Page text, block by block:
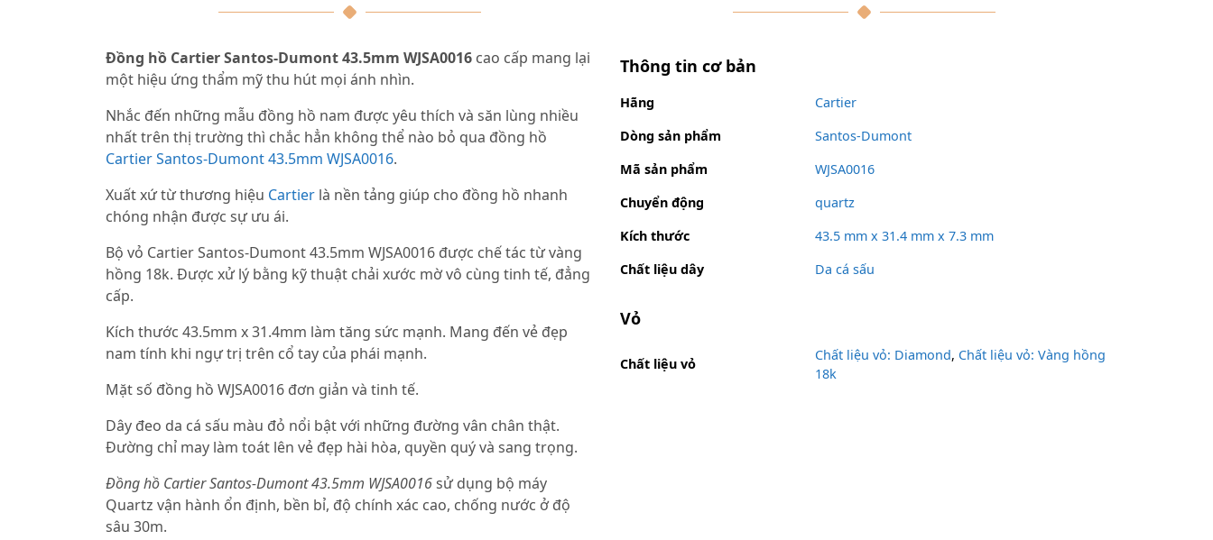
Đồng hồ Cartier Santos-Dumont 43.5mm WJSA0016 cao cấp mang lại
một hiệu ứng thẩm mỹ thu hút mọi ánh nhìn.
Nhắc đến những mẫu đồng hồ nam được yêu thích và săn lùng nhiều
nhất trên thị trường thì chắc hẳn không thể nào bỏ qua đồng hồ
Cartier Santos-Dumont 43.5mm WJSA0016.
Xuất xứ từ thương hiệu Cartier là nền tảng giúp cho đồng hồ nhanh
chóng nhận được sự ưu ái.
Bộ vỏ Cartier Santos-Dumont 43.5mm WJSA0016 được chế tác từ vàng
hồng 18k. Được xử lý bằng kỹ thuật chải xước mờ vô cùng tinh tế, đẳng
cấp.
Kích thước 43.5mm x 31.4mm làm tăng sức mạnh. Mang đến vẻ đẹp
nam tính khi ngự trị trên cổ tay của phái mạnh.
Mặt số đồng hồ WJSA0016 đơn giản và tinh tế.
Dây đeo da cá sấu màu đỏ nổi bật với những đường vân chân thật.
Đường chỉ may làm toát lên vẻ đẹp hài hòa, quyền quý và sang trọng.
Đồng hồ Cartier Santos-Dumont 43.5mm WJSA0016sử dụng bộ máy
Quartz vận hành ổn định, bền bỉ, độ chính xác cao, chống nước ở độ
sâu 30m.
Thông tin cơ bản
Hãng
Cartier
Dòng sản phẩm
Santos-Dumont
Mã sản phẩm
WJSA0016
Chuyển động
quartz
Kích thước
43.5 mm x 31.4 mm x 7.3 mm
Chất liệu dây
Da cá sấu
Vỏ
Chất liệu vỏ
Chất liệu vỏ: Diamond, Chất liệu vỏ: Vàng hồng
18k